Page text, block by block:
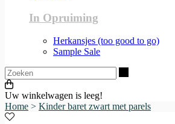
In Opruiming
Herkansjes (too good to go)
Sample Sale
Uw winkelwagen is leeg!
Home > Kinder baret zwart met parels